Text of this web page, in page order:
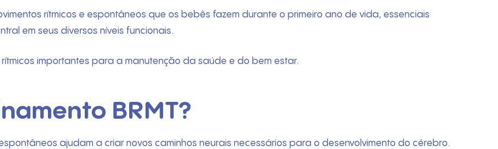
rítmicos e espontâneos que os bebês fazem durante o primeiro ano de vida, essenciais
em seus diversos níveis funcionais.
importantes para a manutenção da saúde e do bem estar.
BRMT?
ajudam a criar novos caminhos neurais necessários para o desenvolvimento do cérebro.